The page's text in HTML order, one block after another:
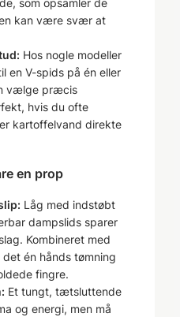
kan være svær at
Hos nogle modeller
en V-spids på én eller
vælge præcis
hvis du ofte
kartoffelvand direkte
en prop
Låg med indstøbt
dampslids sparer
Kombineret med
én hånds tømning
fingre.
Et tungt, tætsluttende
og energi, men må